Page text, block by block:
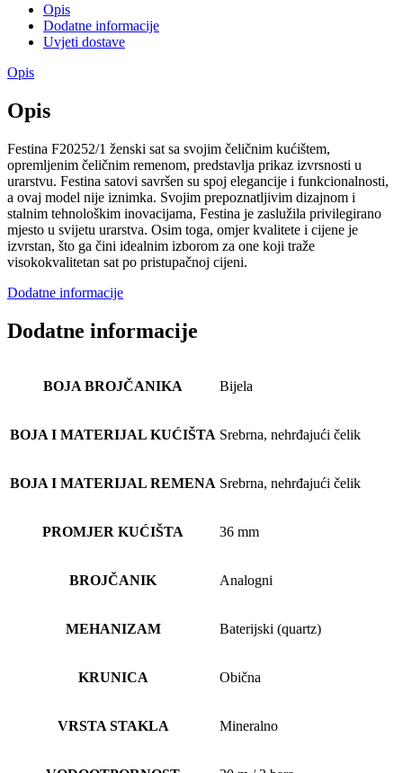
Opis
Dodatne informacije
Uvjeti dostave
Opis
Opis
Festina F20252/1 ženski sat sa svojim čeličnim kućištem,
opremljenim čeličnim remenom, predstavlja prikaz izvrsnosti u
urarstvu. Festina satovi savršen su spoj elegancije i funkcionalnosti,
a ovaj model nije iznimka. Svojim prepoznatljivim dizajnom i
stalnim tehnološkim inovacijama, Festina je zaslužila privilegirano
mjesto u svijetu urarstva. Osim toga, omjer kvalitete i cijene je
izvrstan, što ga čini idealnim izborom za one koji traže
visokokvalitetan sat po pristupačnoj cijeni.
Dodatne informacije
Dodatne informacije
BOJA BROJČANIKA Bijela
BOJA I MATERIJAL KUĆIŠTA Srebrna, nehrđajući čelik
BOJA I MATERIJAL REMENA Srebrna, nehrđajući čelik
PROMJER KUĆIŠTA 36 mm
BROJČANIK Analogni
MEHANIZAM Baterijski (quartz)
KRUNICA Obična
VRSTA STAKLA Mineralno